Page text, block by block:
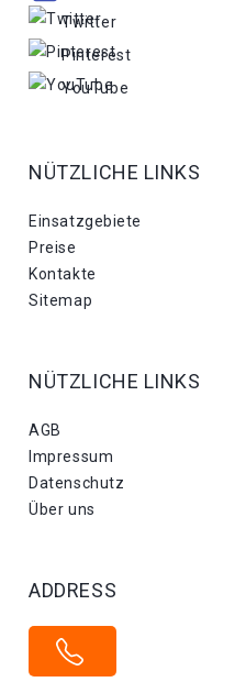
Twitter
Pinterest
YouTube
NÜTZLICHE LINKS
Einsatzgebiete
Preise
Kontakte
Sitemap
NÜTZLICHE LINKS
AGB
Impressum
Datenschutz
Über uns
ADDRESS